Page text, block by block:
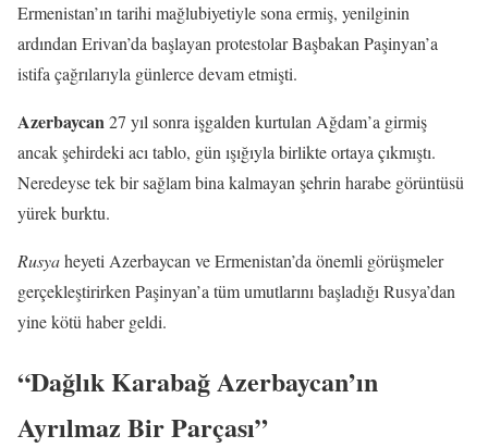
Ermenistan’ın tarihi mağlubiyetiyle sona ermiş, yenilginin
ardından Erivan’da başlayan protestolar Başbakan Paşinyan’a
istifa çağrılarıyla günlerce devam etmişti.
Azerbaycan27 yıl sonra işgalden kurtulan Ağdam’a girmiş
ancak şehirdeki acı tablo, gün ışığıyla birlikte ortaya çıkmıştı.
Neredeyse tek bir sağlam bina kalmayan şehrin harabe görüntüsü
yürek burktu.
Rusyaheyeti Azerbaycan ve Ermenistan’da önemli görüşmeler
gerçekleştirirken Paşinyan’a tüm umutlarını başladığı Rusya’dan
yine kötü haber geldi.
“Dağlık Karabağ Azerbaycan’ın
Ayrılmaz Bir Parçası”